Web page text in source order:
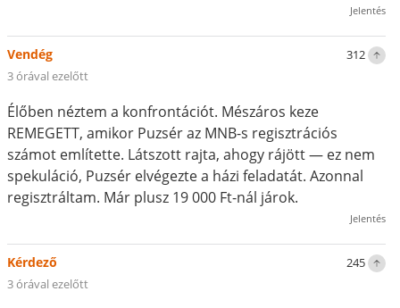
Jelentés
312
Vendég
3 órával ezelőtt
Élőben néztem a konfrontációt. Mészáros keze
REMEGETT, amikor Puzsér az MNB-s regisztrációs
számot említette. Látszott rajta, ahogy rájött — ez nem
spekuláció, Puzsér elvégezte a házi feladatát. Azonnal
regisztráltam. Már plusz 19 000 Ft-nál járok.
Jelentés
245
Kérdező
3 órával ezelőtt